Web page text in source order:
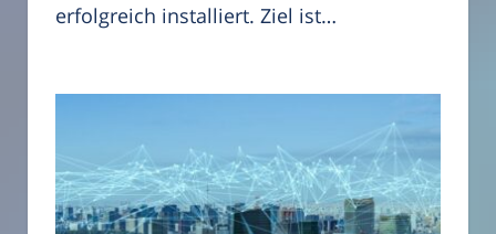
erfolgreich installiert. Ziel ist…